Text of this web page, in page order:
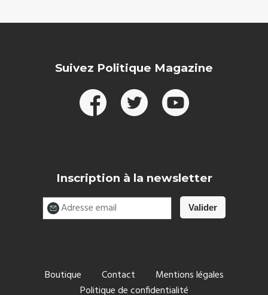
Suivez Politique Magazine
Inscription à la newsletter
Boutique Contact
Mentions légales
Politique de confidentialité